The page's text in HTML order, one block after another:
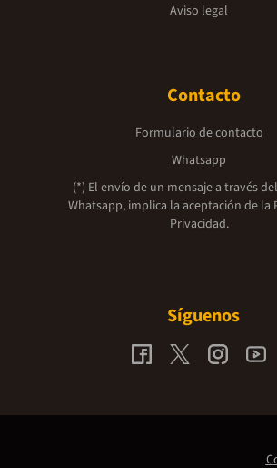
Aviso legal
Contacto
Formulario de contacto
Whatsapp
(*) El envío de un mensaje a través
Whatsapp, implica la aceptación de la
Privacidad.
Síguenos